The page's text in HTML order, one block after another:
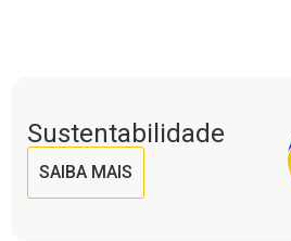
Sustentabilidade
SAIBA MAIS